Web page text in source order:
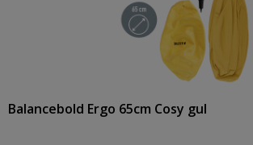
Balancebold Ergo 65cm Cosy gul